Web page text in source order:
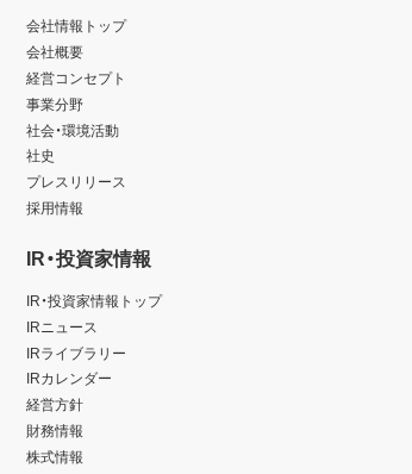
会社情報トップ
会社概要
経営コンセプト
事業分野
社会・環境活動
社史
プレスリリース
採用情報
IR・投資家情報
IR・投資家情報トップ
IRニュース
IRライブラリー
IRカレンダー
経営方針
財務情報
株式情報